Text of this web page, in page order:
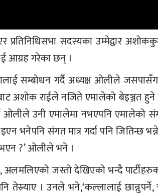
सदस्यका उम्मेद्वार
आग्रह गरेका छन् ।
सम्बोधन गर्दै अध्यक्ष ओलीले
अशोक राईले नजिते एमालेको बेइञ्जत हुने
उनी एमालेमा नभएपनि एमालेको
भनेपनि संगत मात्र गर्दा पनि जितिन्छ
?’ ओलीले भने ।
जस्तो देखिएको भन्दै
तेस्र्याए । उनले भने,‘कल्लालाई छान्नुपर्ने,